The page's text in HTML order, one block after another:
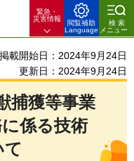
緊急・
災害情報
閲覧補助
Language
検索
メニュー
掲載開始日：2024年9月24日
更新日：2024年9月24日
捕獲等事業
に係る技術